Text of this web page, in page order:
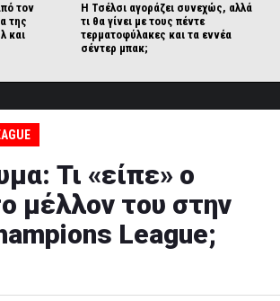
τον
της
και
Η Τσέλσι αγοράζει συνεχώς, αλλά
τι θα γίνει με τους πέντε
τερματοφύλακες και τα εννέα
σέντερ μπακ;
Τι «είπε» ο
μέλλον του στην
League;